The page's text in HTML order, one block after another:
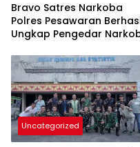
Bravo Satres Narkoba
Polres Pesawaran
Ungkap Pengedar
Uncategorized